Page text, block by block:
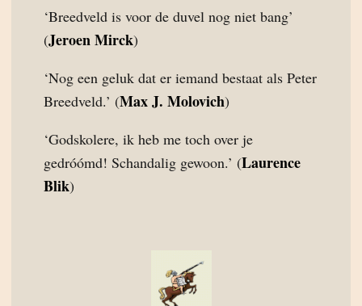
‘Breedveld is voor de duvel nog niet bang’
(Jeroen Mirck)
‘Nog een geluk dat er iemand bestaat als Peter
Breedveld.’ (Max J. Molovich)
‘Godskolere, ik heb me toch over je
gedróómd! Schandalig gewoon.’ (Laurence
Blik)